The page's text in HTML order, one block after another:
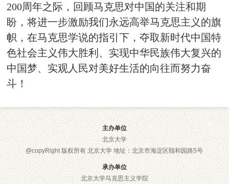
200周年之际，回顾马克思对中国的关注和期
盼，将进一步激励我们永远高举马克思主义的旗
帜，在马克思学说的指引下，夺取新时代中国特
色社会主义伟大胜利、实现中华民族伟大复兴的
中国梦、实观人民对美好生活的向往而努力奋
斗！
主办单位
北京大学
@copyRight 版权所有 北京大学 地址：北京市海淀区颐和园路5号
承办单位
北京大学马克思主义学院